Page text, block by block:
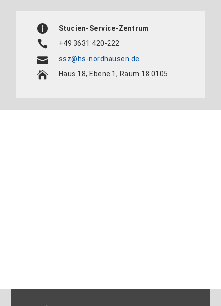
Studien-Service-Zentrum
+49 3631 420-222
ssz@hs-nordhausen.de
Haus 18, Ebene 1, Raum 18.0105